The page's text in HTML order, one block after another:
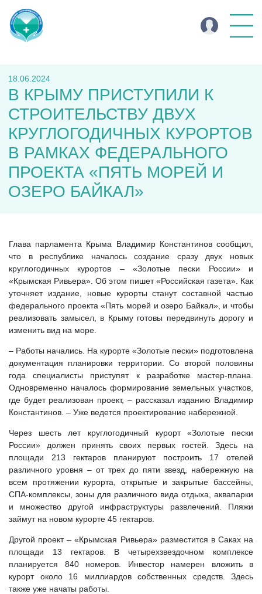
18.06.2024
В КРЫМУ ПРИСТУПИЛИ К
СТРОИТЕЛЬСТВУ ДВУХ
КРУГЛОГОДИЧНЫХ КУРОРТОВ
В РАМКАХ ФЕДЕРАЛЬНОГО
ПРОЕКТА «ПЯТЬ МОРЕЙ И
ОЗЕРО БАЙКАЛ»
Глава парламента Крыма Владимир Константинов сообщил,
что в республике началось создание сразу двух новых
круглогодичных курортов – «Золотые пески России» и
«Крымская Ривьера». Об этом пишет «Российская газета». Как
уточняет издание, новые курорты станут составной частью
федерального проекта «Пять морей и озеро Байкал», и чтобы
реализовать замысел, в Крыму готовы передвинуть дорогу и
изменить вид на море.
– Работы начались. На курорте «Золотые пески» подготовлена
документация планировки территории. Со второй половины
года специалисты приступят к разработке мастер-плана.
Одновременно началось формирование земельных участков,
где будет реализован проект, – рассказал изданию Владимир
Константинов. – Уже ведется проектирование набережной.
Через шесть лет круглогодичный курорт «Золотые пески
России» должен принять своих первых гостей. Здесь на
площади 213 гектаров планируют построить 17 отелей
различного уровня – от трех до пяти звезд, набережную на
всем протяжении курорта, открытые и закрытые бассейны,
СПА-комплексы, зоны для различного вида отдыха, аквапарки
и множество другой инфраструктуры развлечений. Пляжи
займут на новом курорте 45 гектаров.
Другой проект – «Крымская Ривьера» разместится в Саках на
площади 13 гектаров. В четырехзвездочном комплексе
планируется 840 номеров. Инвестор намерен вложить в
курорт около 16 миллиардов собственных средств. Здесь
также уже начаты работы.